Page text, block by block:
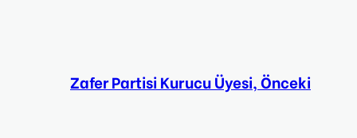
Zafer Partisi Kurucu Üyesi, Önceki